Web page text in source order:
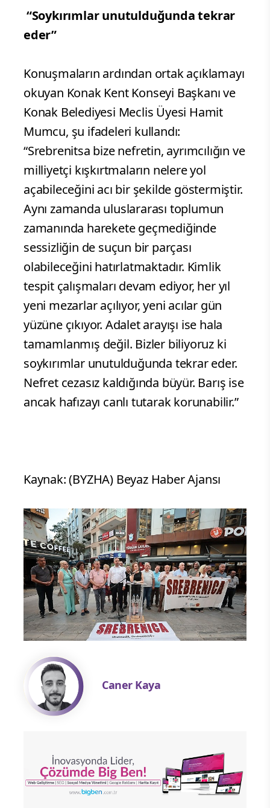
“Soykırımlar unutulduğunda tekrar
eder”
Konuşmaların ardından ortak açıklamayı
okuyan Konak Kent Konseyi Başkanı ve
Konak Belediyesi Meclis Üyesi Hamit
Mumcu, şu ifadeleri kullandı:
“Srebrenitsa bize nefretin, ayrımcılığın ve
milliyetçi kışkırtmaların nelere yol
açabileceğini acı bir şekilde göstermiştir.
Aynı zamanda uluslararası toplumun
zamanında harekete geçmediğinde
sessizliğin de suçun bir parçası
olabileceğini hatırlatmaktadır. Kimlik
tespit çalışmaları devam ediyor, her yıl
yeni mezarlar açılıyor, yeni acılar gün
yüzüne çıkıyor. Adalet arayışı ise hala
tamamlanmış değil. Bizler biliyoruz ki
soykırımlar unutulduğunda tekrar eder.
Nefret cezasız kaldığında büyür. Barış ise
ancak hafızayı canlı tutarak korunabilir.”
Kaynak: (BYZHA) Beyaz Haber Ajansı
Caner Kaya